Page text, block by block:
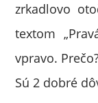
zrkadlovo
textom
vpravo.
Sú 2 dobré